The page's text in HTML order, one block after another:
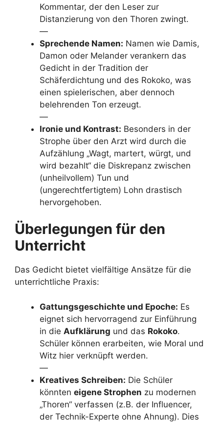
Kommentar, der den Leser zur
Distanzierung von den Thoren zwingt.
—
Sprechende Namen: Namen wie Damis,
Damon oder Melander verankern das
Gedicht in der Tradition der
Schäferdichtung und des Rokoko, was
einen spielerischen, aber dennoch
belehrenden Ton erzeugt.
—
Ironie und Kontrast: Besonders in der
Strophe über den Arzt wird durch die
Aufzählung „Wagt, martert, würgt, und
wird bezahlt“ die Diskrepanz zwischen
(unheilvollem) Tun und
(ungerechtfertigtem) Lohn drastisch
hervorgehoben.
Überlegungen für den
Unterricht
Das Gedicht bietet vielfältige Ansätze für die
unterrichtliche Praxis:
Gattungsgeschichte und Epoche: Es
eignet sich hervorragend zur Einführung
in die Aufklärung und das Rokoko.
Schüler können erarbeiten, wie Moral und
Witz hier verknüpft werden.
—
Kreatives Schreiben: Die Schüler
könnten eigene Strophen zu modernen
„Thoren“ verfassen (z.B. der Influencer,
der Technik-Experte ohne Ahnung). Dies